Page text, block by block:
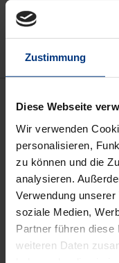
Zustimmung
Diese Webseite
Wir verwenden
personalisieren,
zu können und die
analysieren.
Verwendung
soziale Medien,
Partner führen
weiteren Daten
Add to Wish List
Delivery cost notice
Das europäische
wettbewerblichen
Strukturkontrolle
stellt sich die in der
an sich zu
doch freigestellt
Wirkungen des